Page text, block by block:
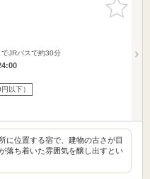
りに追加
JRバスで約30分
以下）
に位置する宿で、建物の古さが目
落ち着いた雰囲気を醸し出すとい